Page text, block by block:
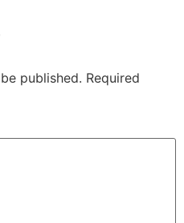
published. Required